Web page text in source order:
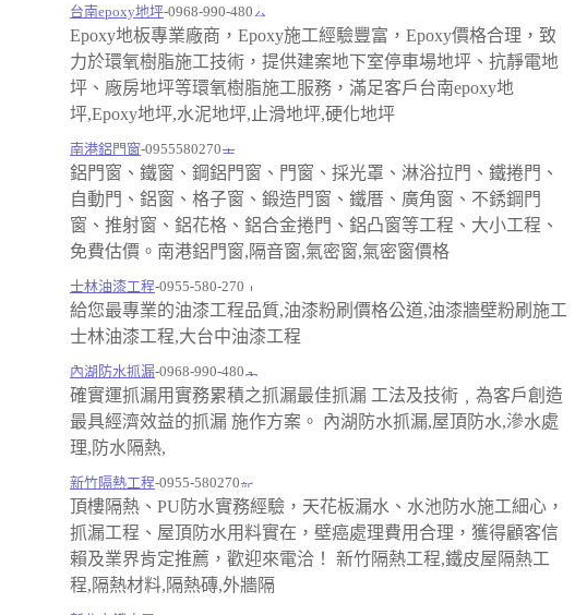
台南epoxy地坪-0968-990-480
Epoxy地板專業廠商，Epoxy施工經驗豐富，Epoxy價格合理，致
力於環氧樹脂施工技術，提供建案地下室停車場地坪、抗靜電地
坪、廠房地坪等環氧樹脂施工服務，滿足客戶台南epoxy地
坪,Epoxy地坪,水泥地坪,止滑地坪,硬化地坪
南港鋁門窗-0955580270
鋁門窗、鐵窗、鋼鋁門窗、門窗、採光罩、淋浴拉門、鐵捲門、
自動門、鋁窗、格子窗、鍛造門窗、鐵厝、廣角窗、不銹鋼門
窗、推射窗、鋁花格、鋁合金捲門、鋁凸窗等工程、大小工程、
免費估價。南港鋁門窗,隔音窗,氣密窗,氣密窗價格
士林油漆工程-0955-580-270
給您最專業的油漆工程品質,油漆粉刷價格公道,油漆牆壁粉刷施工
士林油漆工程,大台中油漆工程
內湖防水抓漏-0968-990-480
確實運抓漏用實務累積之抓漏最佳抓漏 工法及技術﹐為客戶創造
最具經濟效益的抓漏 施作方案。 內湖防水抓漏,屋頂防水,滲水處
理,防水隔熱,
新竹隔熱工程-0955-580270
頂樓隔熱、PU防水實務經驗，天花板漏水、水池防水施工細心，
抓漏工程、屋頂防水用料實在，壁癌處理費用合理，獲得顧客信
賴及業界肯定推薦，歡迎來電洽！ 新竹隔熱工程,鐵皮屋隔熱工
程,隔熱材料,隔熱磚,外牆隔